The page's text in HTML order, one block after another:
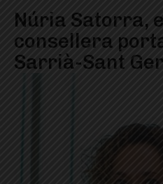
Núria Satorra,
consellera
Sarrià-Sant